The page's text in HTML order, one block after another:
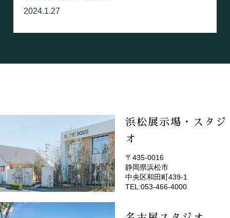
2024.1.27
浜松展示場・スタジ
オ
(EMOTOP浜松)
〒435-0016
静岡県浜松市
中央区和田町439-1
TEL:053-466-4000